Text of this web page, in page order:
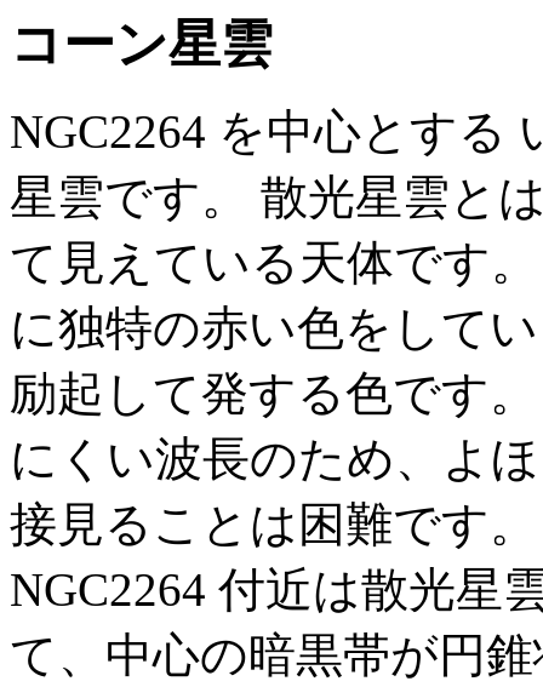
コーン星雲
NGC2264 を中心とする
星雲です。 散光星雲と
て見えている天体です
に独特の赤い色をして
励起して発する色です
にくい波長のため、よ
接見ることは困難です。
NGC2264 付近は散光星
て、中心の暗黒帯が円